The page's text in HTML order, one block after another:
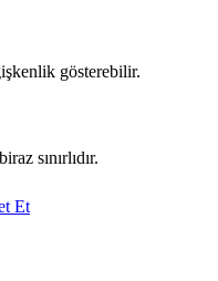
gösterebilir.
sınırlıdır.
Et